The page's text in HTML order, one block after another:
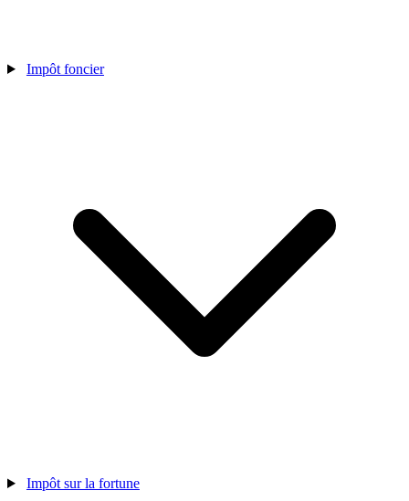
Impôt foncier
Impôt sur la fortune